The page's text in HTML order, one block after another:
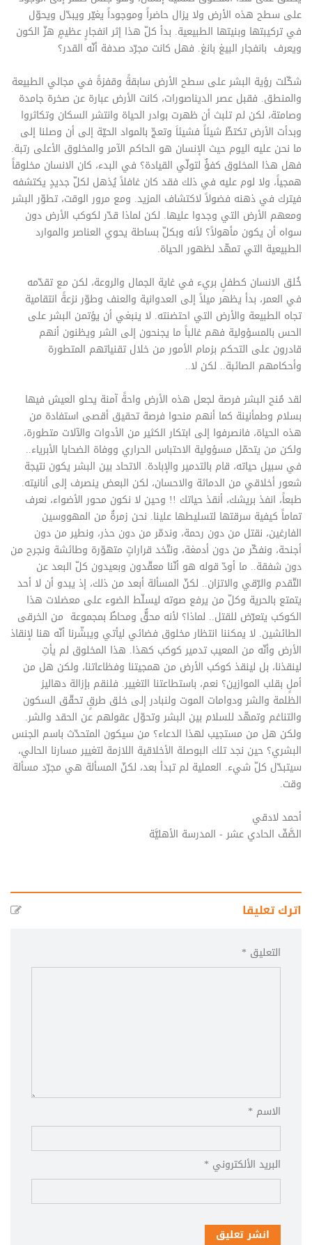
على سطح هذه الأرض ولا يزال حاضراً وموجوداً يغيّر ويبدّل ويحوّل
في تركيبتها وبنيتها الطبيعية. بدأ كلّ هذا إثر انفجارٍ عظيمٍ هزّ الكون
ويعرف بانفجار البيغ بانغ. فهل كانت مجرّد صدفة أنّه القدر؟
شكّلت رؤية البشر على سطح الأرض سابقةً وقفزةً في مجالي الطبيعة
والمنطق. فقبل عصر الديناصورات، كانت الأرض عبارة عن صخرة جامدة
وصامتة، لكن لم تلبث أن ظهرت بوادر الحياة وانتشر السكان وتكاثروا
وبدأت الأرض تكتظّ شيئاً فشيئاَ وتعجّ بالمواد الحيّة إلى أن وصلنا إلى
ما نحن عليه اليوم حيث الإنسان هو الحاكم الآمر والمخلوق الأعلى رتبة.
فهل هذا المخلوق كفؤٌ لتولّي القيادة؟ في البدء، كان الانسان مخلوقاً
همجياً، ولا لوم عليه في ذلك فقد كان غافلاً يُذهل لكلّ جديدٍ يكتشفه
فيترك في ذهنه فضولاً لاكتشاف المزيد. ومع مرور الوقت، تطوّر البشر
ومعهم الأرض التي وجدوا عليها. لكن لماذا قدّر لكوكب الأرض دون
سواه أن يكون مأهولاً؟ لأنه وبكلّ بساطة يحوي العناصر والموارد
الطبيعية التي تمهّد لظهور الحياة.
خُلق الانسان كطفلٍ بريء في غاية الجمال والروعة، لكن مع تقدّمه
في العمر، بدأ يظهر ميلاً إلى العدوانية والعنف وطوّر نزعةً انتقامية
تجاه الطبيعة والأرض التي احتضنته. لا ينبغي أن يؤتمن البشر على
الحس بالمسؤولية فهم غالباً ما يجنحون إلى الشر ويظنون أنهم
قادرون على التحكم بزمام الأمور من خلال تقنياتهم المتطورة
وأحكامهم الصائبة.. لكن لا..
لقد مُنح البشر فرصة لجعل هذه الأرض واحةً آمنة يحلو العيش فيها
بسلام وطمأنينة كما أنهم منحوا فرصة تحقيق أقصى استفادة من
هذه الحياة، فانصرفوا إلى ابتكار الكثير من الأدوات والآلات متطورة،
ولكن من يتحمّل مسؤولية الاحتباس الحراري ووفاة الضحايا الأبرياء..
في سبيل حياته، قام بالتدمير والإبادة. الاتحاد بين البشر يكون نتيجة
شعور أخلاقي من الدماثة والاحسان، لكن البعض ينصرف إلى أنانيته.
طبعاً، انفذ بريشك، أنقذ حياتك !! وحين لا نكون محور الأضواء، نعرف
تماماً كيفية سرقتها لتسليطها علينا. نحن زمرةٌ من المهووسين
الفارغين، نقتل من دون رحمة، وندمّر من دون حذر، ونطير من دون
أجنحة، ونفكّر من دون أدمغة، ونتّخد قراراتٍ متهوّرة وطائشة ونجرح من
دون شفقة.. ما أودّ قوله هو أنّنا معقّدون وبعيدون كلّ البعد عن
التّقدم والرّقي والاتزان.. لكنّ المسألة أبعد من ذلك، إذ يبدو أن لا أحد
يتمتع بالحرية وكلّ من يرفع صوته ليسلّط الضوء على معضلات هذا
الكوكب يتعرّض للقتل.. لماذا؟ لأنه محقٌّ ومحاطٌ بمجموعة من الخرقى
الطائشين. لا يمكننا انتظار مخلوق فضائي ليأتي ويبشّرنا أنّه هنا لإنقاذ
الأرض وأنّه من المعيب تدمير كوكب كهذا. هذا المخلوق لم يأتِ
لينقذنا، بل لينقذ كوكب الأرض من همجيتنا وفظاعاتنا، ولكن هل من
أملٍ بقلب الموازين؟ نعم، باستطاعتنا التغيير. فلنقم بإزالة دهاليز
الظلمة والشر ودوامات الموت ولنبادر إلى خلق طرقٍ تحقّق السكون
والتناغم وتمهّد للسلام بين البشر وتحوّل عقولهم عن الحقد والشر.
ولكن هل من مستجيب لهذا الدعاء؟ من سيكون المتحدّث باسم الجنس
البشري؟ حين نجد تلك البوصلة الأخلاقية اللازمة لتغيير مسارنا الحالي،
سيتبدّل كلّ شيء. العملية لم تبدأ بعد، لكنّ المسألة هي مجرّد مسألة
وقت.
أحمد لادقي
الصَّفّ الحادي عشر - المدرسة الأهليَّة
اترك تعليقا
التعليق *
الاسم *
البريد الألكتروني *
انشر تعليق